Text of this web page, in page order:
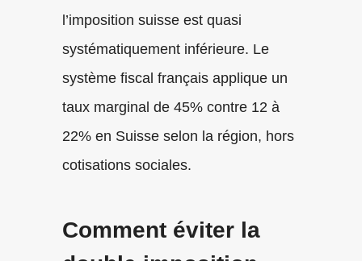
l’imposition suisse est quasi
systématiquement inférieure. Le
système fiscal français applique un
taux marginal de 45% contre 12 à
22% en Suisse selon la région, hors
cotisations sociales.
Comment éviter la